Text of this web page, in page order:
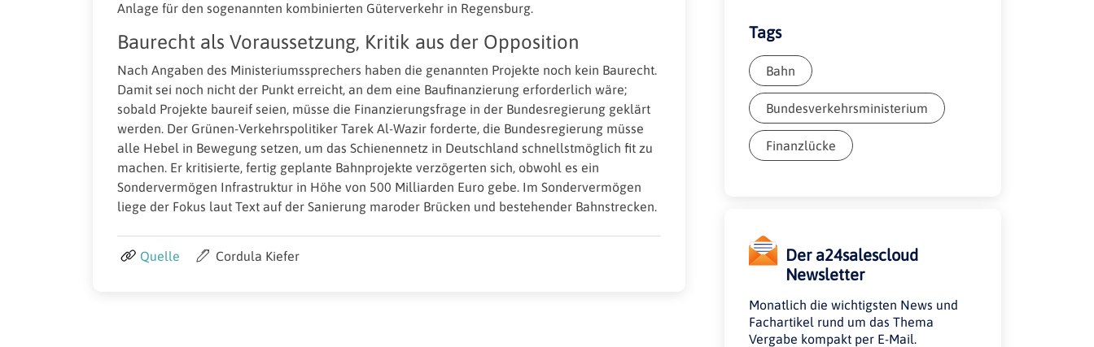
Anlage für den sogenannten kombinierten Güterverkehr in Regensburg.
Baurecht als Voraussetzung, Kritik aus der Opposition
Nach Angaben des Ministeriumssprechers haben die genannten Projekte noch kein Baurecht.
Damit sei noch nicht der Punkt erreicht, an dem eine Baufinanzierung erforderlich wäre;
sobald Projekte baureif seien, müsse die Finanzierungsfrage in der Bundesregierung geklärt
werden. Der Grünen-Verkehrspolitiker Tarek Al-Wazir forderte, die Bundesregierung müsse
alle Hebel in Bewegung setzen, um das Schienennetz in Deutschland schnellstmöglich fit zu
machen. Er kritisierte, fertig geplante Bahnprojekte verzögerten sich, obwohl es ein
Sondervermögen Infrastruktur in Höhe von 500 Milliarden Euro gebe. Im Sondervermögen
liege der Fokus laut Text auf der Sanierung maroder Brücken und bestehender Bahnstrecken.
Quelle Cordula Kiefer
Tags
Bahn
Bundesverkehrsministerium
Finanzlücke
Der a24salescloud
Newsletter
Monatlich die wichtigsten News und
Fachartikel rund um das Thema
Vergabe kompakt per E-Mail.